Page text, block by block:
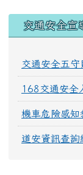
交通安全宣
交通安全五守
168交通安全
機車危險感知
道安資訊查詢